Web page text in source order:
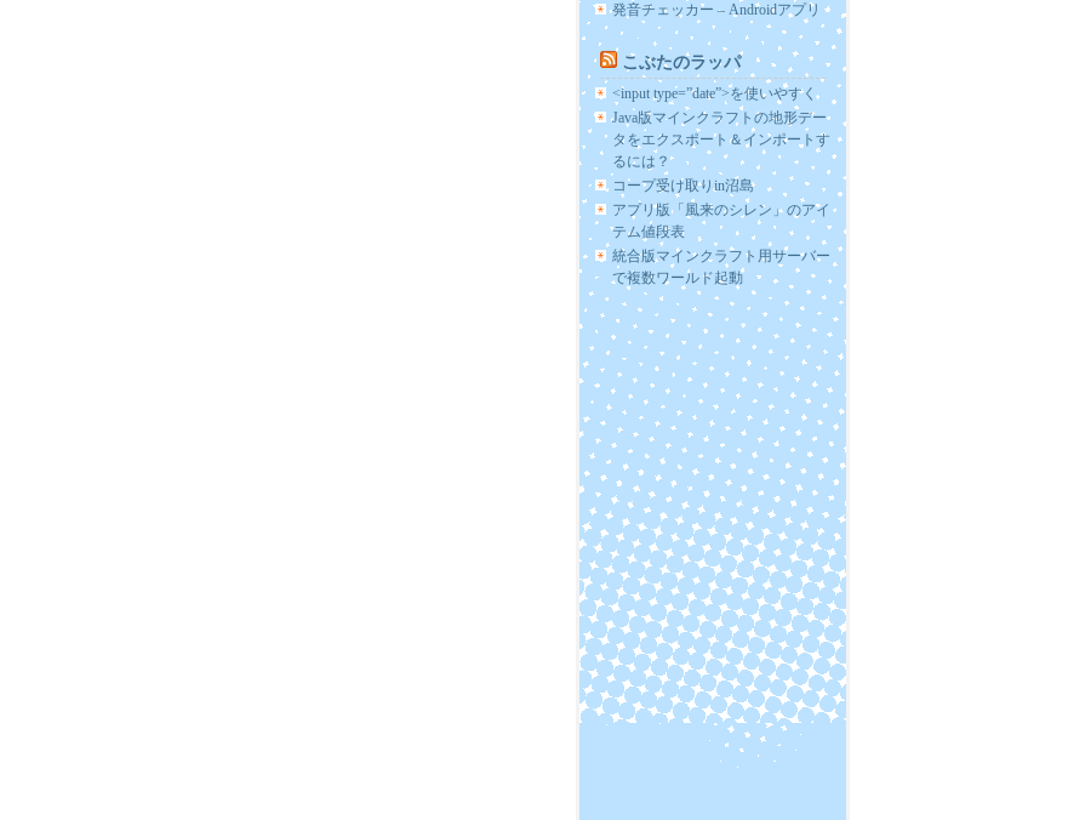
発音チェッカー – Androidアプリ
こぶたのラッパ
<input type=”date”>を使いやすく
Java版マインクラフトの地形デー
タをエクスポート＆インポートす
るには？
コープ受け取りin沼島
アプリ版「風来のシレン」のアイ
テム値段表
統合版マインクラフト用サーバー
で複数ワールド起動